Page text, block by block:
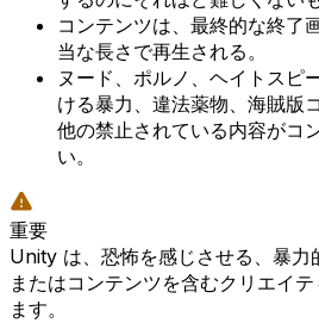
コンテンツは、最終的な終了
当な長さで再生される。
ヌード、ポルノ、ヘイトスピ
ける暴力、違法薬物、海賊版
他の禁止されている内容がコ
い。
重要
Unity は、恐怖を感じさせる、暴力
またはコンテンツを含むクリエイ
ます。